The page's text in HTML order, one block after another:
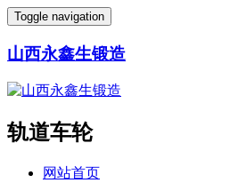
Toggle navigation
山西永鑫生锻造
轨道车轮
网站首页